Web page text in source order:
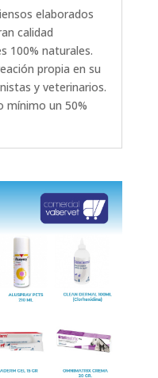
elaborados
calidad
100% naturales.
propia en su
y veterinarios.
mínimo un 50%